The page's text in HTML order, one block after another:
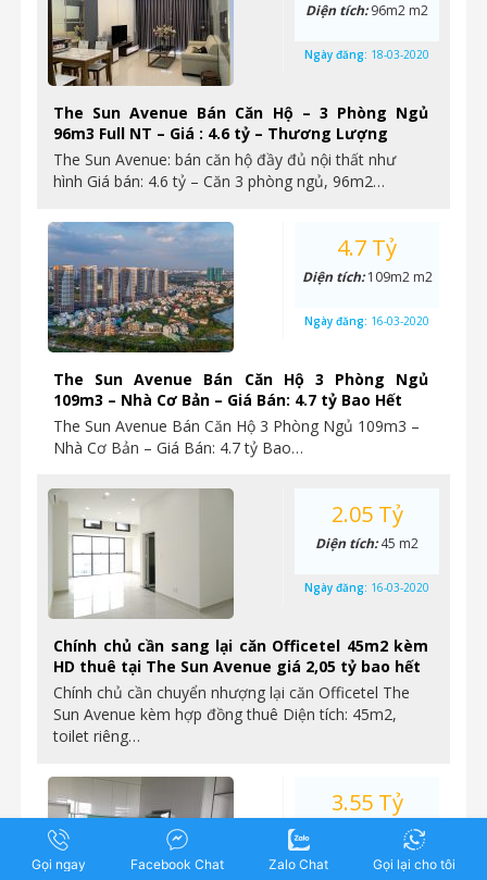
The Sun Avenue Bán Căn Hộ – 3 Phòng Ngủ
96m3 Full NT – Giá : 4.6 tỷ – Thương Lượng
The Sun Avenue: bán căn hộ đầy đủ nội thất như
hình Giá bán: 4.6 tỷ – Căn 3 phòng ngủ, 96m2…
Diện tích:96m2 m2
Ngày đăng: 18-03-2020
The Sun Avenue Bán Căn Hộ 3 Phòng Ngủ
109m3 – Nhà Cơ Bản – Giá Bán: 4.7 tỷ Bao Hết
The Sun Avenue Bán Căn Hộ 3 Phòng Ngủ 109m3 –
Nhà Cơ Bản – Giá Bán: 4.7 tỷ Bao…
4.7 Tỷ
Diện tích:109m2 m2
Ngày đăng: 16-03-2020
Chính chủ cần sang lại căn Officetel 45m2 kèm
HD thuê tại The Sun Avenue giá 2,05 tỷ bao hết
Chính chủ cần chuyển nhượng lại căn Officetel The
Sun Avenue kèm hợp đồng thuê Diện tích: 45m2,
toilet riêng…
2.05 Tỷ
Diện tích:45 m2
Ngày đăng: 16-03-2020
3.55 Tỷ
73 m2
16-03-2020
Gọi ngay Facebook Chat Zalo Chat Gọi lại cho tôi